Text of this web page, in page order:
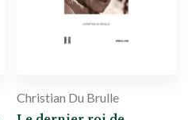
Christian Du Brulle